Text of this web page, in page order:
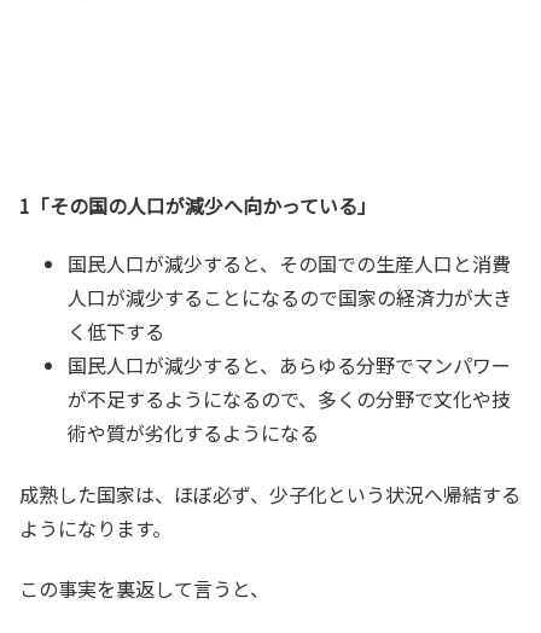
1「その国の人口が減少へ向かっている」
国民人口が減少すると、その国での生産人口と消費
人口が減少することになるので国家の経済力が大き
く低下する
国民人口が減少すると、あらゆる分野でマンパワー
が不足するようになるので、多くの分野で文化や技
術や質が劣化するようになる
成熟した国家は、ほぼ必ず、少子化という状況へ帰結する
ようになります。
この事実を裏返して言うと、